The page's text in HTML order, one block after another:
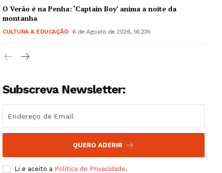
Guimarães, agora!
SUBSCREVA JÁ!
Institucional
Artigos
Edição Digital
Europa
Grande Entrevista
Publicidade
O Verão é na Penha: ‘Captain Boy’ anima a noite da
montanha
CULTURA & EDUCAÇÃO 6 de Agosto de 2026, 16:23h
Subscreva Newsletter:
QUERO ADERIR
Li e aceito a Política de Privacidade.